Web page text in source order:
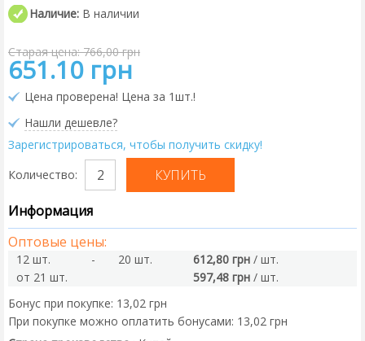
Наличие: В наличии
Старая цена: 766,00 грн
651.10 грн
Цена проверена! Цена за 1шт.!
Нашли дешевле?
Зарегистрироваться, чтобы получить скидку!
Количество:
Информация
Оптовые цены:
12 шт. - 20 шт. 612,80 грн / шт.
от 21 шт.
597,48 грн / шт.
Бонус при покупке: 13,02 грн
При покупке можно оплатить бонусами: 13,02 грн